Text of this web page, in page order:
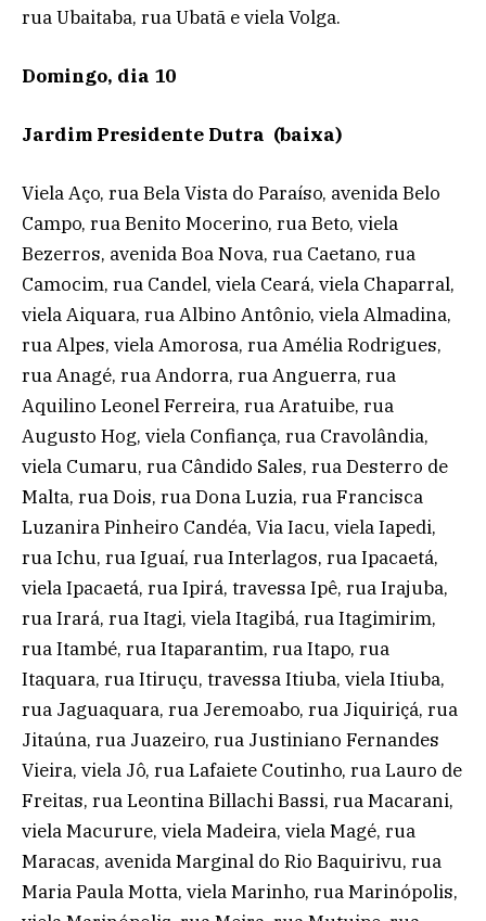
rua Ubaitaba, rua Ubatã e viela Volga.
Domingo, dia 10
Jardim Presidente Dutra (baixa)
Viela Aço, rua Bela Vista do Paraíso, avenida Belo
Campo, rua Benito Mocerino, rua Beto, viela
Bezerros, avenida Boa Nova, rua Caetano, rua
Camocim, rua Candel, viela Ceará, viela Chaparral,
viela Aiquara, rua Albino Antônio, viela Almadina,
rua Alpes, viela Amorosa, rua Amélia Rodrigues,
rua Anagé, rua Andorra, rua Anguerra, rua
Aquilino Leonel Ferreira, rua Aratuibe, rua
Augusto Hog, viela Confiança, rua Cravolândia,
viela Cumaru, rua Cândido Sales, rua Desterro de
Malta, rua Dois, rua Dona Luzia, rua Francisca
Luzanira Pinheiro Candéa, Via Iacu, viela Iapedi,
rua Ichu, rua Iguaí, rua Interlagos, rua Ipacaetá,
viela Ipacaetá, rua Ipirá, travessa Ipê, rua Irajuba,
rua Irará, rua Itagi, viela Itagibá, rua Itagimirim,
rua Itambé, rua Itaparantim, rua Itapo, rua
Itaquara, rua Itiruçu, travessa Itiuba, viela Itiuba,
rua Jaguaquara, rua Jeremoabo, rua Jiquiriçá, rua
Jitaúna, rua Juazeiro, rua Justiniano Fernandes
Vieira, viela Jô, rua Lafaiete Coutinho, rua Lauro de
Freitas, rua Leontina Billachi Bassi, rua Macarani,
viela Macurure, viela Madeira, viela Magé, rua
Maracas, avenida Marginal do Rio Baquirivu, rua
Maria Paula Motta, viela Marinho, rua Marinópolis,